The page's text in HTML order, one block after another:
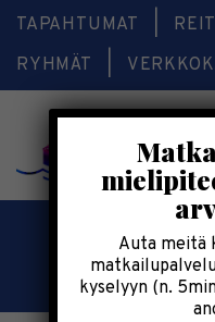
TAPAHTUMAT
RYHMÄT
Auta meitä
kyselyyn (n.